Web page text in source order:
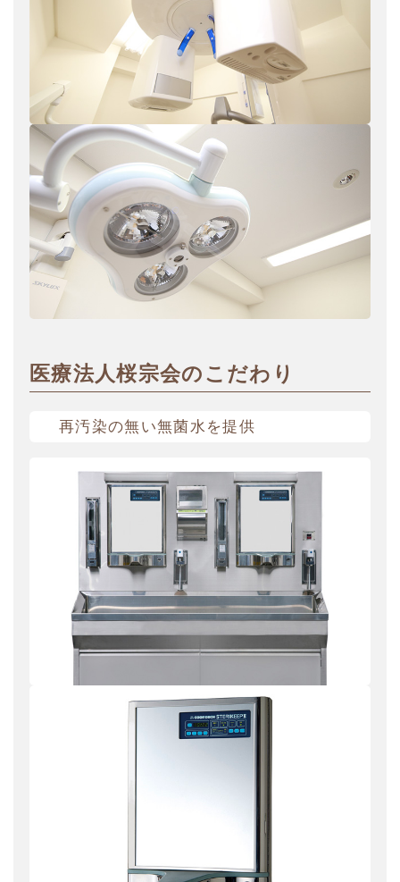
医療法人桜宗会のこだわり
再汚染の無い無菌水を提供